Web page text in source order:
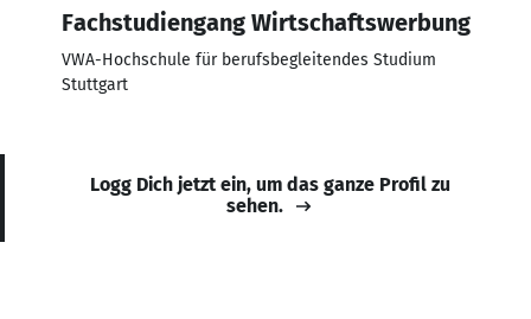
Fachstudiengang Wirtschaftswerbung
VWA-Hochschule für berufsbegleitendes Studium
Stuttgart
Logg Dich jetzt ein, um das ganze Profil zu
sehen.